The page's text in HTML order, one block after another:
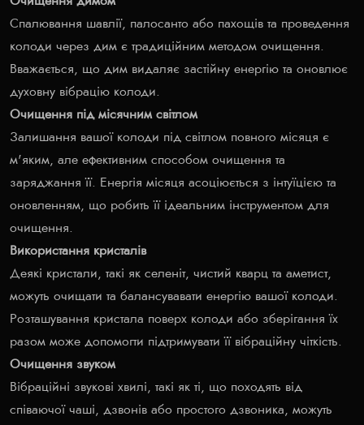
Спалювання шавлії, палосанто або пахощів та проведення
колоди через дим є традиційним методом очищення.
Вважається, що дим видаляє застійну енергію та оновлює
духовну вібрацію колоди.
Очищення під місячним світлом
Залишання вашої колоди під світлом повного місяця є
м'яким, але ефективним способом очищення та
заряджання її. Енергія місяця асоціюється з інтуїцією та
оновленням, що робить її ідеальним інструментом для
очищення.
Використання кристалів
Деякі кристали, такі як селеніт, чистий кварц та аметист,
можуть очищати та балансувавати енергію вашої колоди.
Розташування кристала поверх колоди або зберігання їх
разом може допомогти підтримувати її вібраційну чіткість.
Очищення звуком
Вібраційні звукові хвилі, такі як ті, що походять від
співаючої чаші, дзвонів або простого дзвоника, можуть